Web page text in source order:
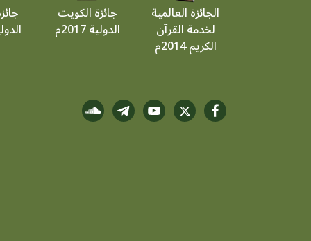
الجائزة العالمية
لخدمة القرآن
الكريم 2014م
جائزة الكويت
الدولية 2017م